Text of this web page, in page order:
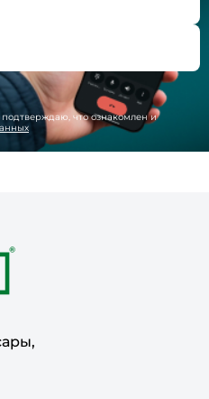
подтверждаю, что ознакомлен и